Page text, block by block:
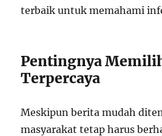
terbaik untuk memahami
Pentingnya
Terpercaya
Meskipun berita mudah
masyarakat tetap harus